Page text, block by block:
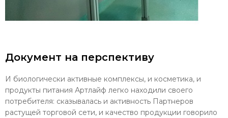
Документ на перспективу
И биологически активные комплексы, и косметика, и
продукты питания Артлайф легко находили своего
потребителя: сказывалась и активность Партнеров
растущей торговой сети, и качество продукции говорило